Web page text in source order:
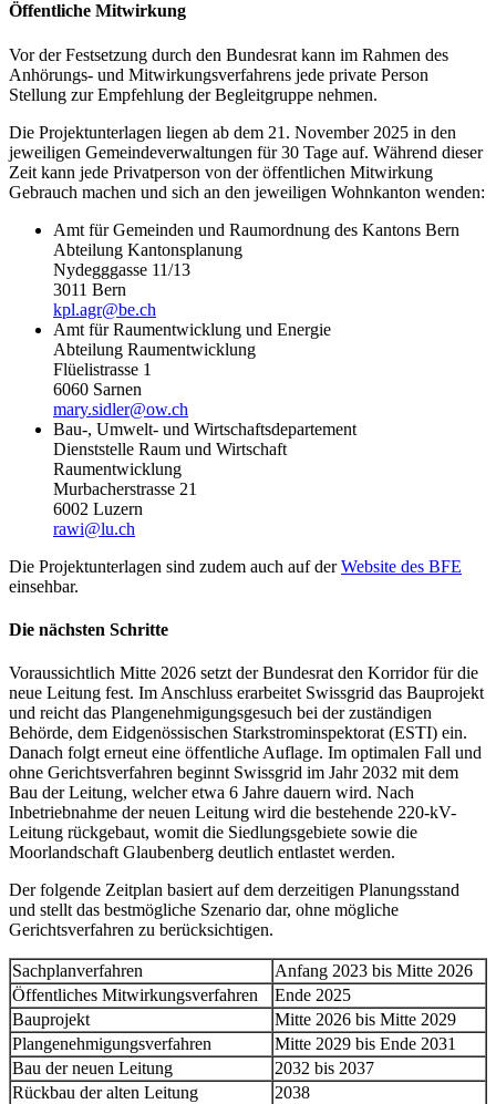
Öffentliche Mitwirkung
Vor der Festsetzung durch den Bundesrat kann im Rahmen des
Anhörungs- und Mitwirkungsverfahrens jede private Person
Stellung zur Empfehlung der Begleitgruppe nehmen.
Die Projektunterlagen liegen ab dem 21. November 2025 in den
jeweiligen Gemeindeverwaltungen für 30 Tage auf. Während dieser
Zeit kann jede Privatperson von der öffentlichen Mitwirkung
Gebrauch machen und sich an den jeweiligen Wohnkanton wenden:
Amt für Gemeinden und Raumordnung des Kantons Bern
Abteilung Kantonsplanung
Nydegggasse 11/13
3011 Bern
kpl.agr@be.ch
Amt für Raumentwicklung und Energie
Abteilung Raumentwicklung
Flüelistrasse 1
6060 Sarnen
mary.sidler@ow.ch
Bau-, Umwelt- und Wirtschaftsdepartement
Dienststelle Raum und Wirtschaft
Raumentwicklung
Murbacherstrasse 21
6002 Luzern
rawi@lu.ch
Die Projektunterlagen sind zudem auch auf derWebsite des BFE
einsehbar.
Die nächsten Schritte
Voraussichtlich Mitte 2026 setzt der Bundesrat den Korridor für die
neue Leitung fest. Im Anschluss erarbeitet Swissgrid das Bauprojekt
und reicht das Plangenehmigungsgesuch bei der zuständigen
Behörde, dem Eidgenössischen Starkstrominspektorat (ESTI) ein.
Danach folgt erneut eine öffentliche Auflage. Im optimalen Fall und
ohne Gerichtsverfahren beginnt Swissgrid im Jahr 2032 mit dem
Bau der Leitung, welcher etwa 6 Jahre dauern wird. Nach
Inbetriebnahme der neuen Leitung wird die bestehende 220-kV-
Leitung rückgebaut, womit die Siedlungsgebiete sowie die
Moorlandschaft Glaubenberg deutlich entlastet werden.
Der folgende Zeitplan basiert auf dem derzeitigen Planungsstand
und stellt das bestmögliche Szenario dar, ohne mögliche
Gerichtsverfahren zu berücksichtigen.
Sachplanverfahren
Anfang 2023 bis Mitte 2026
Öffentliches Mitwirkungsverfahren
Ende 2025
Bauprojekt
Mitte 2026 bis Mitte 2029
Plangenehmigungsverfahren
Mitte 2029 bis Ende 2031
Bau der neuen Leitung
2032 bis 2037
Rückbau der alten Leitung
2038